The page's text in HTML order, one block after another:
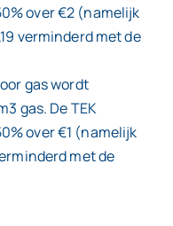
over €2 (namelijk
verminderd met de
gas wordt
gas. De TEK
over €1 (namelijk
met de